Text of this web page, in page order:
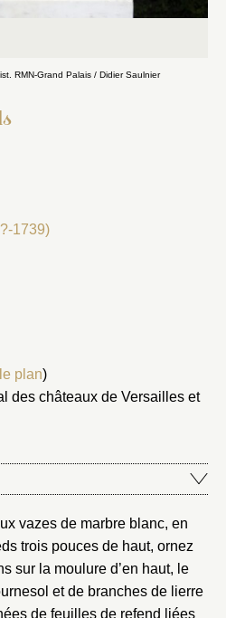
RMN-Grand Palais / Didier Saulnier
1739)
plan)
des châteaux de Versailles et
vazes de marbre blanc, en
trois pouces de haut, ornez
sur la moulure d’en haut, le
et de branches de lierre
de feuilles de refend liées